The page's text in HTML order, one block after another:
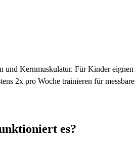
und Kernmuskulatur. Für Kinder eignen
2x pro Woche trainieren für
es?